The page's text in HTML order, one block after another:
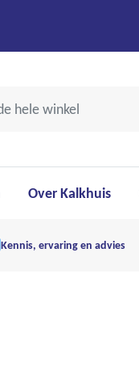
Over Kalkhuis
Kennis, ervaring en advies